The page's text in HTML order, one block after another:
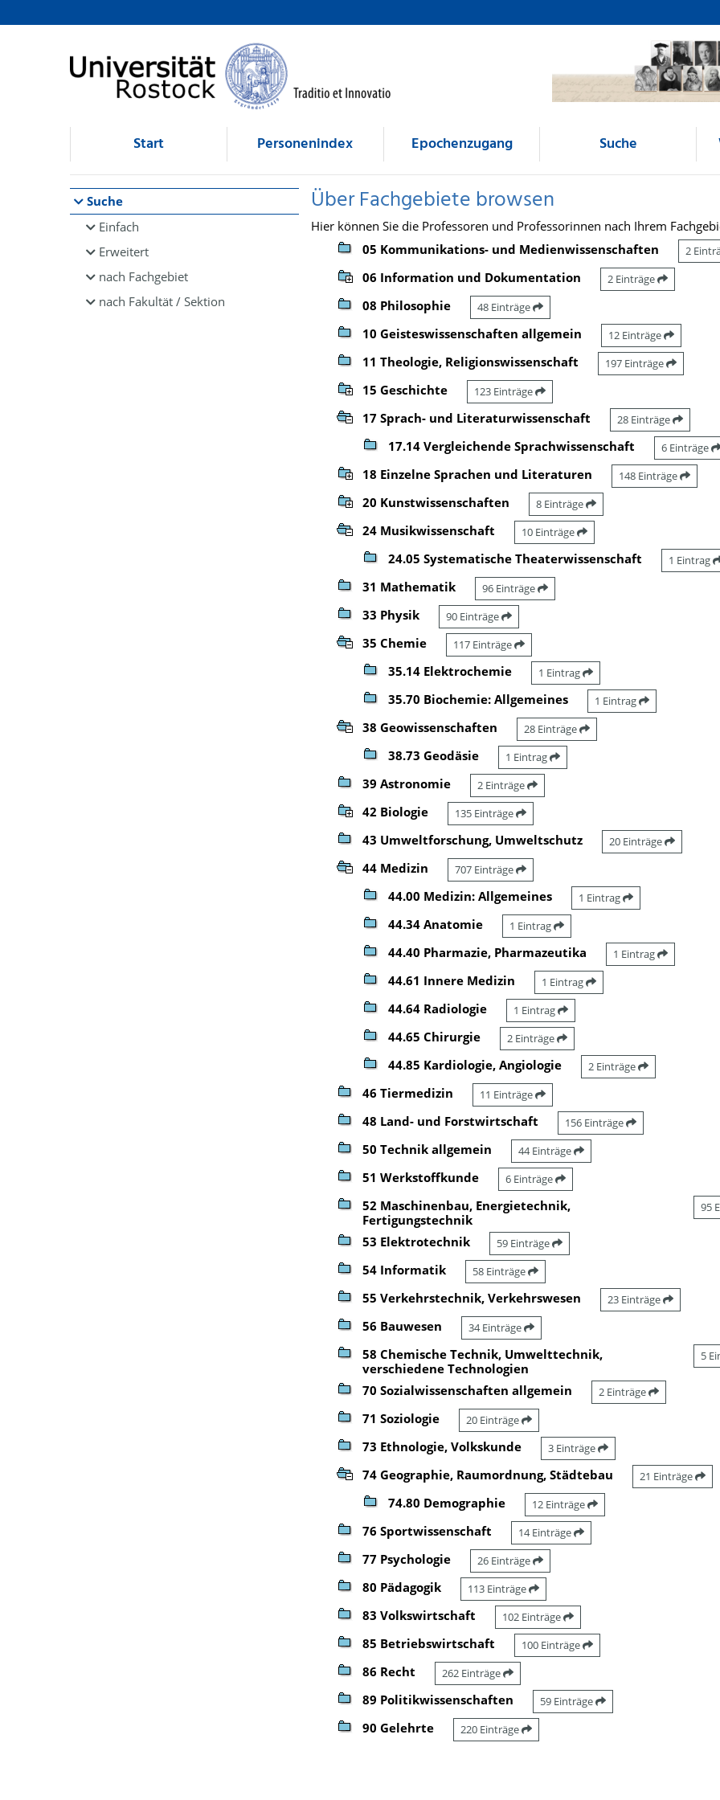
Browsen
direkt zum Inhalt
Start Personenindex Epochenzugang Suche
Suche
Einfach
Erweitert
nach Fachgebiet
nach Fakultät / Sektion
Über Fachgebiete browsen
Hier können Sie die Professoren und Professorinnen nach Ihrem
05 Kommunikations- und Medienwissenschaften
2
06 Information und Dokumentation 2 Einträge
08 Philosophie 48 Einträge
10 Geisteswissenschaften allgemein 12 Einträge
11 Theologie, Religionswissenschaft 197 Einträge
15 Geschichte 123 Einträge
17 Sprach- und Literaturwissenschaft 28 Einträge
17.14 Vergleichende Sprachwissenschaft 6 Einträge
18 Einzelne Sprachen und Literaturen 148 Einträge
20 Kunstwissenschaften 8 Einträge
24 Musikwissenschaft 10 Einträge
24.05 Systematische Theaterwissenschaft 1 Eintrag
31 Mathematik 96 Einträge
33 Physik 90 Einträge
35 Chemie 117 Einträge
35.14 Elektrochemie 1 Eintrag
35.70 Biochemie: Allgemeines 1 Eintrag
38 Geowissenschaften 28 Einträge
38.73 Geodäsie 1 Eintrag
39 Astronomie 2 Einträge
42 Biologie 135 Einträge
43 Umweltforschung, Umweltschutz 20 Einträge
44 Medizin 707 Einträge
44.00 Medizin: Allgemeines 1 Eintrag
44.34 Anatomie 1 Eintrag
44.40 Pharmazie, Pharmazeutika 1 Eintrag
44.61 Innere Medizin 1 Eintrag
44.64 Radiologie 1 Eintrag
44.65 Chirurgie 2 Einträge
44.85 Kardiologie, Angiologie 2 Einträge
46 Tiermedizin 11 Einträge
48 Land- und Forstwirtschaft 156 Einträge
50 Technik allgemein 44 Einträge
51 Werkstoffkunde 6 Einträge
52 Maschinenbau, Energietechnik,
Fertigungstechnik
95
53 Elektrotechnik 59 Einträge
54 Informatik 58 Einträge
55 Verkehrstechnik, Verkehrswesen 23 Einträge
56 Bauwesen 34 Einträge
58 Chemische Technik, Umwelttechnik,
verschiedene Technologien
5
70 Sozialwissenschaften allgemein 2 Einträge
71 Soziologie 20 Einträge
73 Ethnologie, Volkskunde 3 Einträge
74 Geographie, Raumordnung, Städtebau 21 Einträge
74.80 Demographie 12 Einträge
76 Sportwissenschaft 14 Einträge
77 Psychologie 26 Einträge
80 Pädagogik 113 Einträge
83 Volkswirtschaft 102 Einträge
85 Betriebswirtschaft 100 Einträge
86 Recht 262 Einträge
89 Politikwissenschaften 59 Einträge
90 Gelehrte 220 Einträge